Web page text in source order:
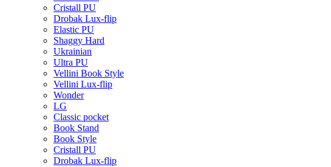
Cristall PU
Drobak Lux-flip
Elastic PU
Shaggy Hard
Ukrainian
Ultra PU
Vellini Book Style
Vellini Lux-flip
Wonder
LG
Classic pocket
Book Stand
Book Style
Cristall PU
Drobak Lux-flip